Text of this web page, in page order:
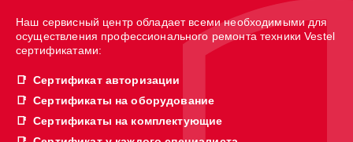
Наш сервисный центр обладает всеми необходимыми для
осуществления профессионального ремонта техники Vestel
сертификатами:
Сертификат авторизации
Сертификаты на оборудование
Сертификаты на комплектующие